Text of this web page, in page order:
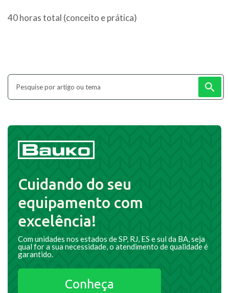
40 horas total (conceito e prática)
Cuidando do seu
equipamento com
excelência!
Com unidades nos estados de SP, RJ, ES e sul da BA, seja
qual for a sua necessidade, o atendimento de qualidade é
garantido.
Conheça